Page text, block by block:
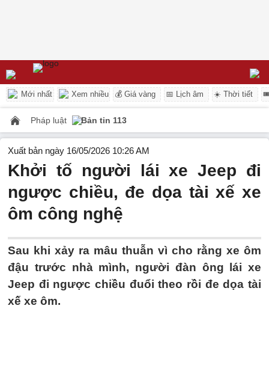
Mới nhất Xem nhiều 💰 Giá vàng 📅 Lịch âm ☀️ Thời tiết
Pháp luật Bản tin 113
Xuất bản ngày 16/05/2026 10:26 AM
Khởi tố người lái xe Jeep đi
ngược chiều, đe dọa tài xế xe
ôm công nghệ
Sau khi xảy ra mâu thuẫn vì cho rằng xe ôm
đậu trước nhà mình, người đàn ông lái xe
Jeep đi ngược chiều đuổi theo rồi đe dọa tài
xế xe ôm.